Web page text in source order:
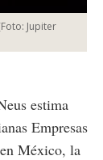
Jupiter
estima
Empresas
México, la